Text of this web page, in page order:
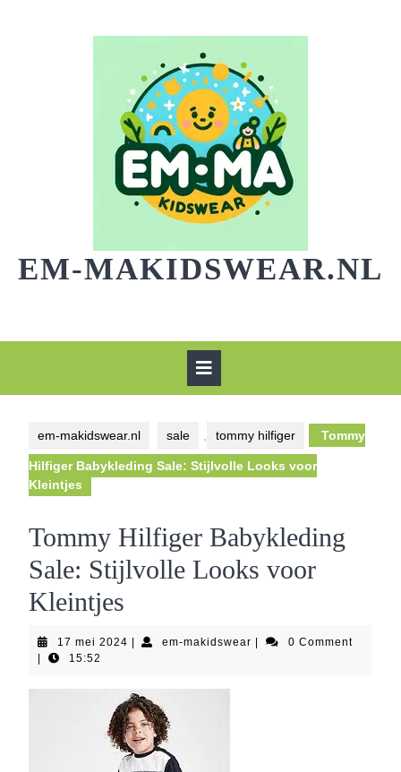
EM-MAKIDSWEAR.NL
em-makidswear.nl sale tommy hilfiger Tommy
Hilfiger Babykleding Sale: Stijlvolle Looks voor
Kleintjes
Tommy Hilfiger Babykleding
Sale: Stijlvolle Looks voor
Kleintjes
17 mei 2024 17
em-makidswear em-
0 Comment
15:52